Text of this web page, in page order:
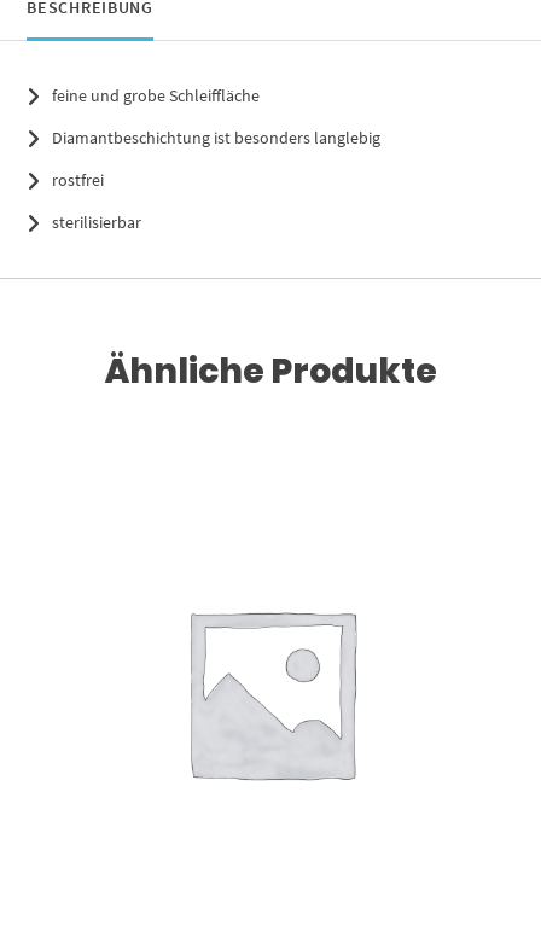
BESCHREIBUNG
feine und grobe Schleiffläche
Diamantbeschichtung ist besonders langlebig
rostfrei
sterilisierbar
Ähnliche Produkte